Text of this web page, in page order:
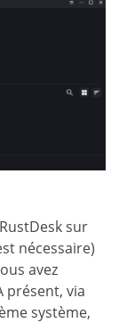
sur
nécessaire)
avez
présent, via
système,